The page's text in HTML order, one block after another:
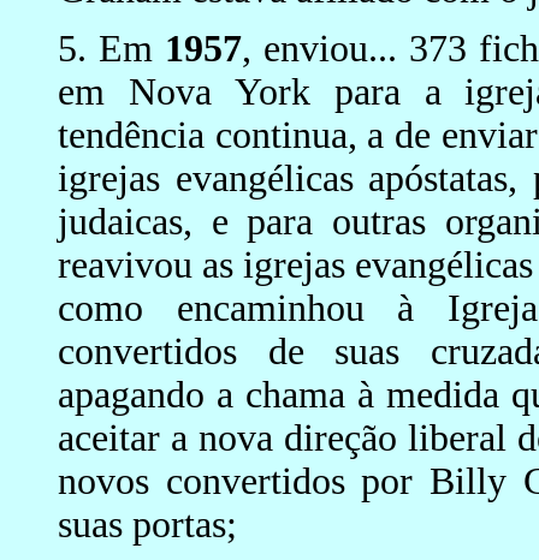
5. Em 1957, enviou... 373
em Nova York para a
tendência continua, a de
igrejas evangélicas
judaicas, e para outras
reavivou as igrejas
como encaminhou à
convertidos de suas
apagando a chama à medida
aceitar a nova direção liberal
novos convertidos por Billy
suas portas;